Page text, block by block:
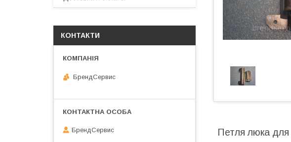
Петля люка
КОНТАКТИ
БрендСервис
БрендСервис